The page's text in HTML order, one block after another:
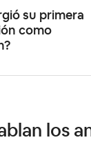
su primera
como
los